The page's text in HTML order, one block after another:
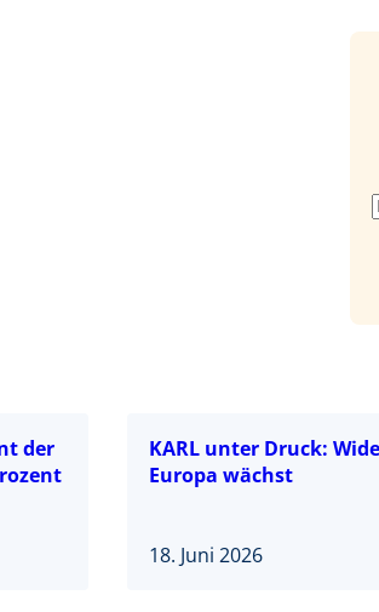
der
KARL unter Druck:
Europa wächst
18. Juni 2026